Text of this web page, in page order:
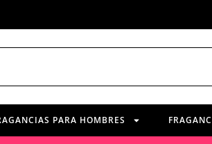
PARA HOMBRES